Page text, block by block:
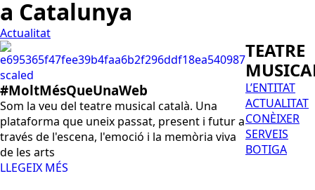
a Catalunya
Actualitat
#MoltMésQueUnaWeb
Som la veu del teatre musical català. Una
plataforma que uneix passat, present i futur a
través de l'escena, l'emoció i la memòria viva
de les arts
TEATRE
L’ENTITAT
ACTUALITAT
CONÈIXER
SERVEIS
BOTIGA
LLEGEIX MÉS